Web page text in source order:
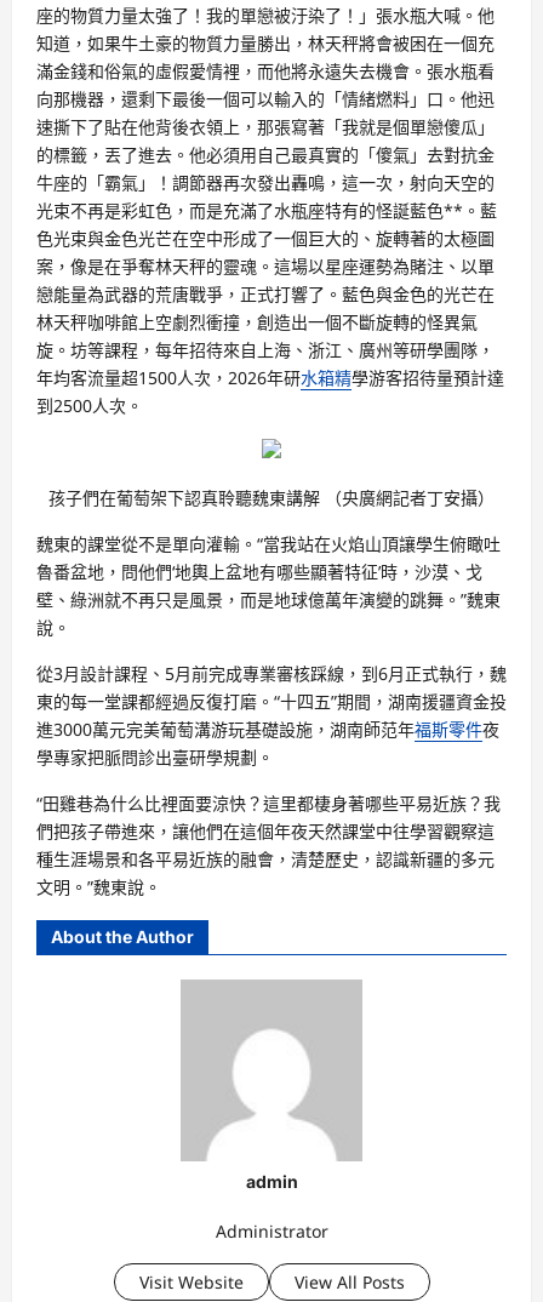
座的物質力量太強了！我的單戀被汙染了！」張水瓶大喊。他
知道，如果牛土豪的物質力量勝出，林天秤將會被困在一個充
滿金錢和俗氣的虛假愛情裡，而他將永遠失去機會。張水瓶看
向那機器，還剩下最後一個可以輸入的「情緒燃料」口。他迅
速撕下了貼在他背後衣領上，那張寫著「我就是個單戀傻瓜」
的標籤，丟了進去。他必須用自己最真實的「傻氣」去對抗金
牛座的「霸氣」！調節器再次發出轟鳴，這一次，射向天空的
光束不再是彩虹色，而是充滿了水瓶座特有的怪誕藍色**。藍
色光束與金色光芒在空中形成了一個巨大的、旋轉著的太極圖
案，像是在爭奪林天秤的靈魂。這場以星座運勢為賭注、以單
戀能量為武器的荒唐戰爭，正式打響了。藍色與金色的光芒在
林天秤咖啡館上空劇烈衝撞，創造出一個不斷旋轉的怪異氣
旋。坊等課程，每年招待來自上海、浙江、廣州等研學團隊，
年均客流量超1500人次，2026年研水箱精學游客招待量預計達
到2500人次。
孩子們在葡萄架下認真聆聽魏東講解 （央廣網記者丁安攝）
魏東的課堂從不是單向灌輸。“當我站在火焰山頂讓學生俯瞰吐
魯番盆地，問他們‘地輿上盆地有哪些顯著特征’時，沙漠、戈
壁、綠洲就不再只是風景，而是地球億萬年演變的跳舞。”魏東
說。
從3月設計課程、5月前完成專業審核踩線，到6月正式執行，魏
東的每一堂課都經過反復打磨。“十四五”期間，湖南援疆資金投
進3000萬元完美葡萄溝游玩基礎設施，湖南師范年福斯零件夜
學專家把脈問診出臺研學規劃。
“田雞巷為什么比裡面要涼快？這里都棲身著哪些平易近族？我
們把孩子帶進來，讓他們在這個年夜天然課堂中往學習觀察這
種生涯場景和各平易近族的融會，清楚歷史，認識新疆的多元
文明。”魏東說。
About the Author
admin
Administrator
Visit Website View All Posts